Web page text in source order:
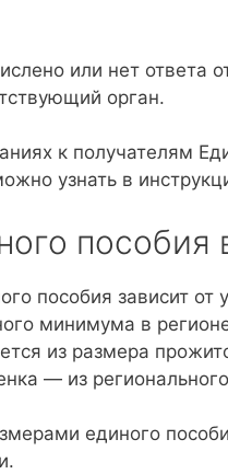
или нет ответа
орган.
к получателям
узнать в
пособия
пособия зависит
минимума в
из размера
— из
единого